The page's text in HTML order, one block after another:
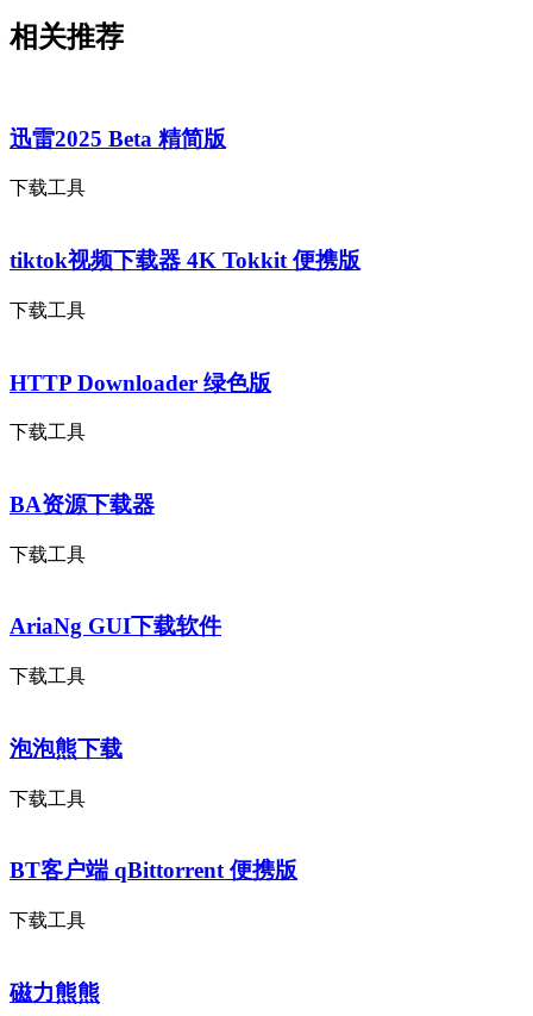
相关推荐
迅雷2025 Beta 精简版
下载工具
tiktok视频下载器 4K Tokkit 便携版
下载工具
HTTP Downloader 绿色版
下载工具
BA资源下载器
下载工具
AriaNg GUI下载软件
下载工具
泡泡熊下载
下载工具
BT客户端 qBittorrent 便携版
下载工具
磁力熊熊